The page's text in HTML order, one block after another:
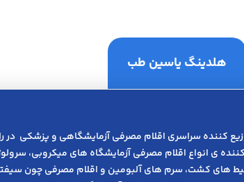
هلدینگ یاسین طب
کننده سراسری اقلام مصرفی آزمایشگاهی و پزشکی در
کننده ی انواع اﻗﻼم مصرفی آزﻣﺎﯾﺸﮕﺎه های میکروبی،
های کشت، سرم های آلبومین و اقلام مصرفی چون